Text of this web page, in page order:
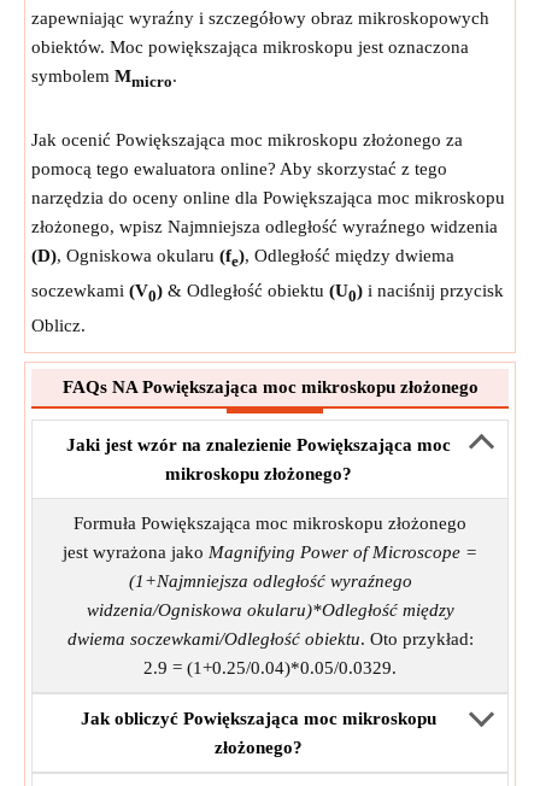
zapewniając wyraźny i szczegółowy obraz mikroskopowych
obiektów. Moc powiększająca mikroskopu jest oznaczona
symbolem Mmicro.
Jak ocenić Powiększająca moc mikroskopu złożonego za
pomocą tego ewaluatora online? Aby skorzystać z tego
narzędzia do oceny online dla Powiększająca moc mikroskopu
złożonego, wpisz Najmniejsza odległość wyraźnego widzenia
(D), Ogniskowa okularu (fe), Odległość między dwiema
soczewkami (V0) & Odległość obiektu (U0) i naciśnij przycisk
Oblicz.
FAQs NA Powiększająca moc mikroskopu złożonego
Jaki jest wzór na znalezienie Powiększająca moc
mikroskopu złożonego?
Formuła Powiększająca moc mikroskopu złożonego
jest wyrażona jako Magnifying Power of Microscope =
(1+Najmniejsza odległość wyraźnego
widzenia/Ogniskowa okularu)*Odległość między
dwiema soczewkami/Odległość obiektu. Oto przykład:
2.9 = (1+0.25/0.04)*0.05/0.0329.
Jak obliczyć Powiększająca moc mikroskopu
złożonego?